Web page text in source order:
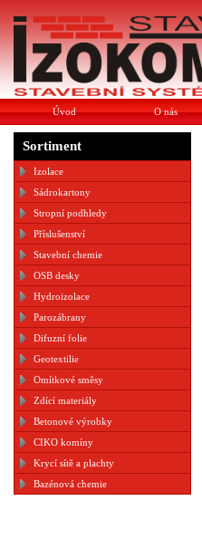
Úvod O nás
Sortiment
Izolace
Sádrokartony
Stropní podhledy
Příslušenství
Stavební chemie
OSB desky
Hydroizolace
Parozábrany
Difuzní folie
Geotextilie
Omítkové směsy
Zdící materiály
Betonové výrobky
CIKO komíny
Krycí sítě a plachty
Bazénová chemie